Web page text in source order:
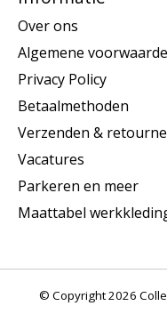
Over ons
Algemene
Privacy Policy
Betaalmethoden
Verzenden &
Vacatures
Parkeren en meer
Maattabel
© Copyright 2026